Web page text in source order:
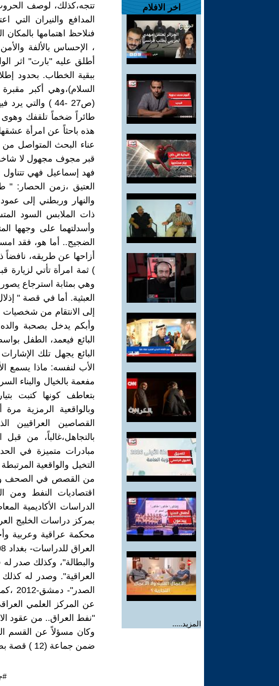
اخر الافلام
المزيد.....
تتجه،كذلك، لوصف
فنلاحظ اهتمامها
، الإحساس بالألفة
أطلق عليه "بارت" اثر
ببقية الخطاب. بحدود
السلام)،وهي أكبر
(ص27 -44 )
طائراً ضخماً تلقفك
هذه باحثاً عن امرأة
عناء البحث المتواصل
قبر مجوف مجهول لا
فهد إسماعيل فهي
العتيق ،زمن الحصار:
والنهار وربطني إلى
ذات الملابس السود
وأسدلتهما على وجهها
الضجيج.. أما هو، فقد
) ثمة امرأة تأتي لزيارة
وهي بمثابة استرجاع
العبثية. أما في قصة "
وأبكم يدخل بصحبة
البائع فيعمد، الطفل
البائع يجهل تلك
الأب لنفسه: ماذا يسمع
مفعمة بالخيال والبناء
بتعاطف كونها كتبت
وبالواقعية الرمزية
القصاصين
بالتجاهل،غالباً، من
مبادرات متميزة في
التخيل والواقعية
من القصص في الصحف
اقتصاديات النفط ومن
الدراسات الأكاديمية
بمركز دراسات الخليج
محكمة عراقية وعربية
العراقية". وصدر له
"نفط العراق.. من عقود
وكان مسؤلاً عن القسم
ضمن جماعة (12 ) قصة بصرية بحلقتيها، التي صدرتا في عامي 1971-1972.